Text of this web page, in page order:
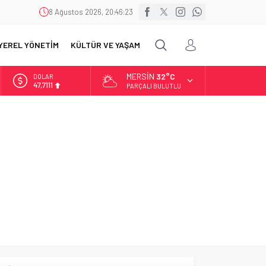
8 Ağustos 2026, 20:46:23
YÖNETİM KÜLTÜR VE YAŞAM
DOLAR
47,7111
MERSIN 32°C
PARÇALI BULUTLU